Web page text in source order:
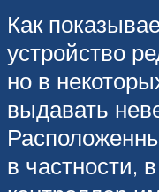
Как
устройство
но в
выдавать
в частности,